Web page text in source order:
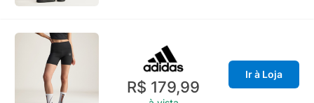
R$ 179,99
Ir à Loja